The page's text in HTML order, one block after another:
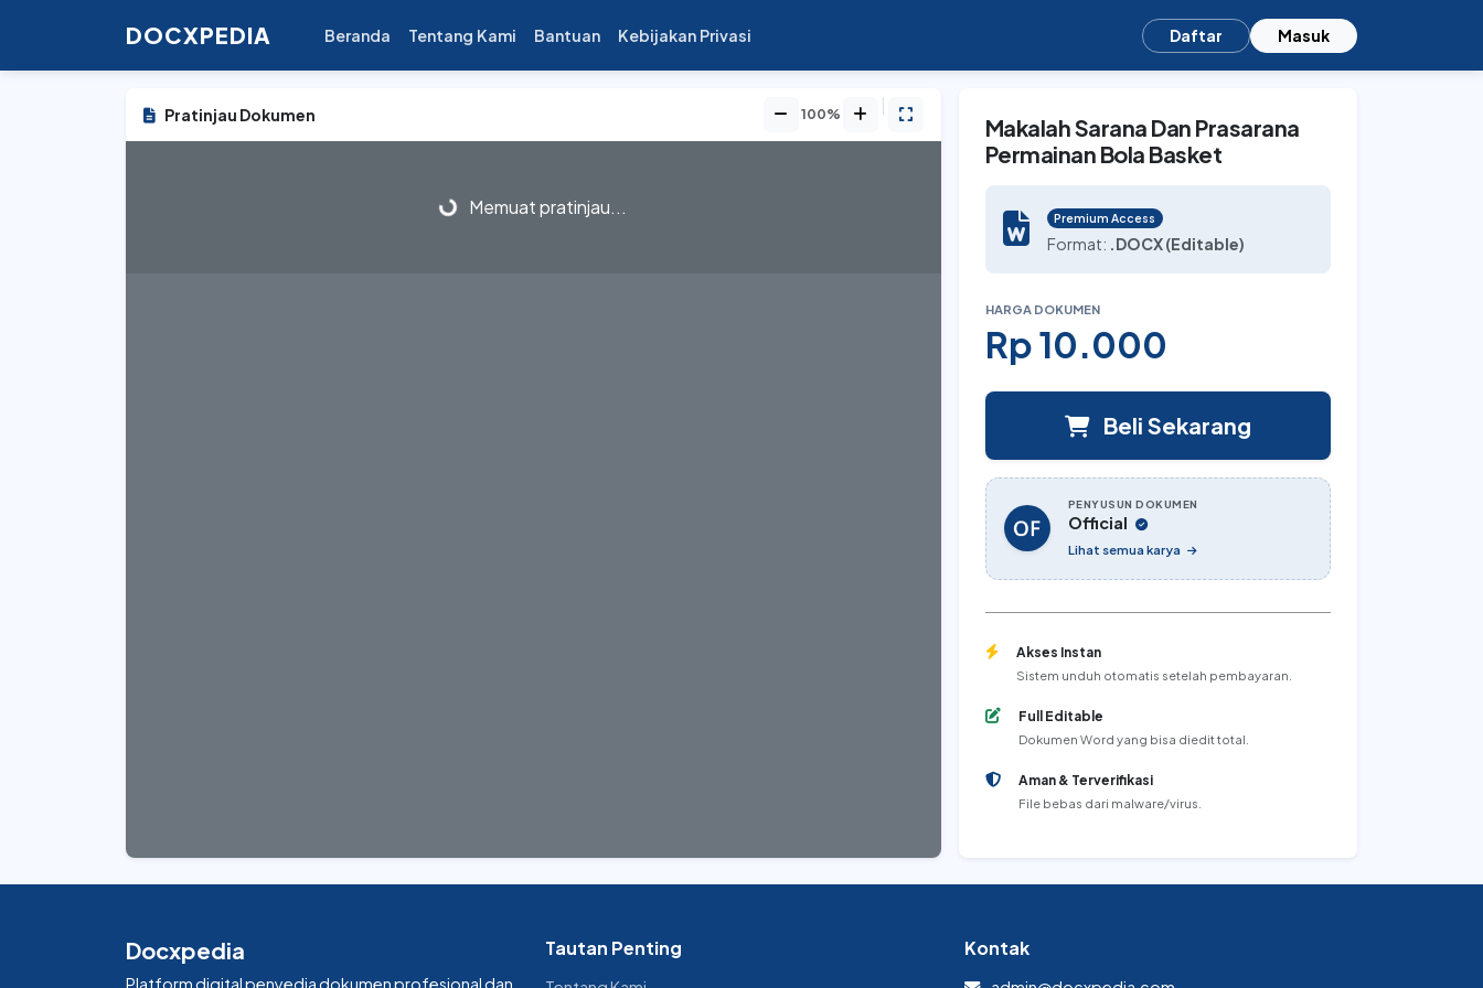
DOCXPEDIA Beranda Tentang Kami Bantuan Kebijakan Privasi Daftar Masuk
Pratinjau Dokumen 100%
Memuat pratinjau...
Makalah Sarana Dan Prasarana
Permainan Bola Basket
Premium Access
Format: .DOCX (Editable)
HARGA DOKUMEN
Rp 10.000
Beli Sekarang
PENYUSUN DOKUMEN
Official
Lihat semua karya
Akses Instan
Sistem unduh otomatis setelah pembayaran.
Full Editable
Dokumen Word yang bisa diedit total.
Aman & Terverifikasi
File bebas dari malware/virus.
Docxpedia
Platform digital penyedia dokumen profesional dan
Tautan Penting Kontak